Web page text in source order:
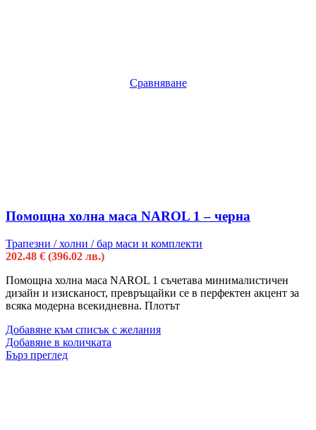
Сравняване
Помощна холна маса NAROL 1 – черна
Трапезни / холни / бар маси и комплекти
202.48 € (396.02 лв.)
Помощна холна маса NAROL 1 съчетава минималистичен
дизайн и изисканост, превръщайки се в перфектен акцент за
всяка модерна всекидневна. Плотът
Добавяне към списък с желания
Добавяне в количката
Бърз преглед